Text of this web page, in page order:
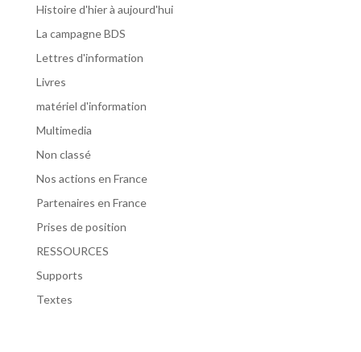
Histoire d'hier à aujourd'hui
La campagne BDS
Lettres d'information
Livres
matériel d'information
Multimedia
Non classé
Nos actions en France
Partenaires en France
Prises de position
RESSOURCES
Supports
Textes